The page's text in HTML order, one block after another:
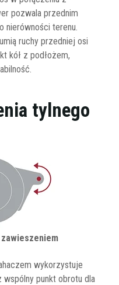
pozwala przednim
nierówności terenu.
ruchy przedniej osi
kół z podłożem,
tylnego
wykorzystuje
punkt obrotu dla